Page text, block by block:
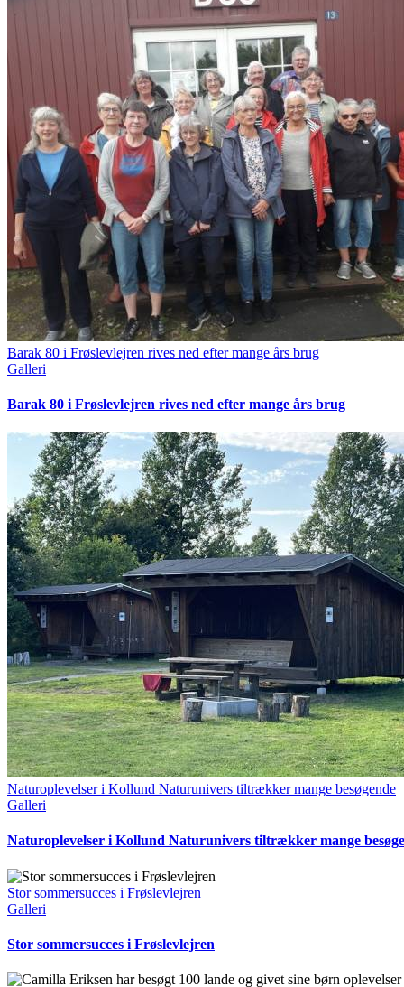
Barak 80 i Frøslevlejren rives ned efter mange års brug
Galleri
Barak 80 i Frøslevlejren rives ned efter mange års brug
Naturoplevelser i Kollund Naturunivers tiltrækker mange besøgende
Galleri
Naturoplevelser i Kollund Naturunivers tiltrækker mange
Stor sommersucces i Frøslevlejren
Galleri
Stor sommersucces i Frøslevlejren